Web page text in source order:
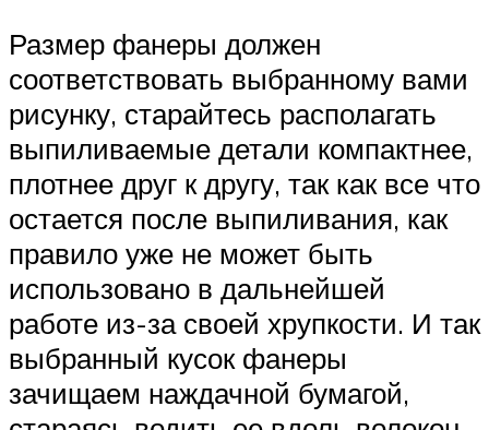
Размер фанеры должен
соответствовать выбранному вами
рисунку, старайтесь располагать
выпиливаемые детали компактнее,
плотнее друг к другу, так как все что
остается после выпиливания, как
правило уже не может быть
использовано в дальнейшей
работе из-за своей хрупкости. И так
выбранный кусок фанеры
зачищаем наждачной бумагой,